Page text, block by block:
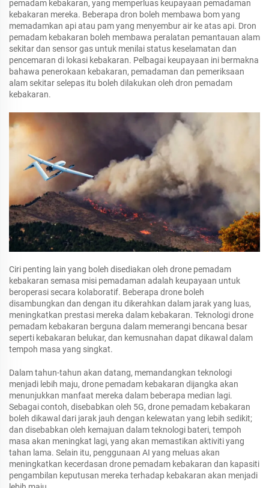
pemadam kebakaran, yang memperluas keupayaan pemadaman
kebakaran mereka. Beberapa dron boleh membawa bom yang
memadamkan api atau pam yang menyembur air ke atas api. Dron
pemadam kebakaran boleh membawa peralatan pemantauan alam
sekitar dan sensor gas untuk menilai status keselamatan dan
pencemaran di lokasi kebakaran. Pelbagai keupayaan ini bermakna
bahawa penerokaan kebakaran, pemadaman dan pemeriksaan
alam sekitar selepas itu boleh dilakukan oleh dron pemadam
kebakaran.
Ciri penting lain yang boleh disediakan oleh drone pemadam
kebakaran semasa misi pemadaman adalah keupayaan untuk
beroperasi secara kolaboratif. Beberapa drone boleh
disambungkan dan dengan itu dikerahkan dalam jarak yang luas,
meningkatkan prestasi mereka dalam kebakaran. Teknologi drone
pemadam kebakaran berguna dalam memerangi bencana besar
seperti kebakaran belukar, dan kemusnahan dapat dikawal dalam
tempoh masa yang singkat.
Dalam tahun-tahun akan datang, memandangkan teknologi
menjadi lebih maju, drone pemadam kebakaran dijangka akan
menunjukkan manfaat mereka dalam beberapa median lagi.
Sebagai contoh, disebabkan oleh 5G, drone pemadam kebakaran
boleh dikawal dari jarak jauh dengan kelewatan yang lebih sedikit;
dan disebabkan oleh kemajuan dalam teknologi bateri, tempoh
masa akan meningkat lagi, yang akan memastikan aktiviti yang
tahan lama. Selain itu, penggunaan AI yang meluas akan
meningkatkan kecerdasan drone pemadam kebakaran dan kapasiti
pengambilan keputusan mereka terhadap kebakaran akan menjadi